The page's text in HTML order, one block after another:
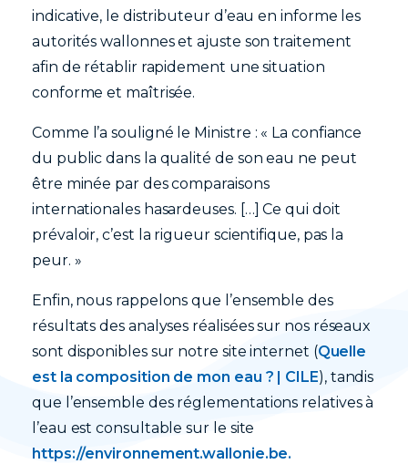
indicative, le distributeur d’eau en informe les
autorités wallonnes et ajuste son traitement
afin de rétablir rapidement une situation
conforme et maîtrisée.
Comme l’a souligné le Ministre : « La confiance
du public dans la qualité de son eau ne peut
être minée par des comparaisons
internationales hasardeuses. […] Ce qui doit
prévaloir, c’est la rigueur scientifique, pas la
peur. »
Enfin, nous rappelons que l’ensemble des
résultats des analyses réalisées sur nos réseaux
sont disponibles sur notre site internet (Quelle
est la composition de mon eau ? | CILE), tandis
que l’ensemble des réglementations relatives à
l’eau est consultable sur le site
https://environnement.wallonie.be.